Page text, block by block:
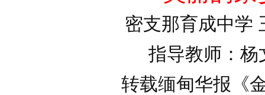
密支那育成中学
指导教师：杨
转载缅甸华报《